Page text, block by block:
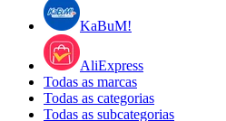
KaBuM!
AliExpress
Todas as marcas
Todas as categorias
Todas as subcategorias